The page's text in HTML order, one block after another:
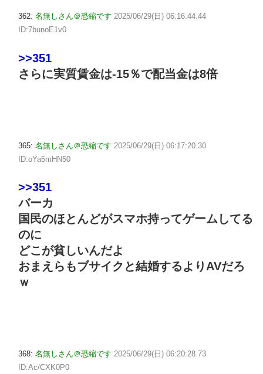
362: 名無しさん＠恐縮です 2025/06/29(日) 06:16:44.44
ID:7bunoE1v0
>>351
さらに実質賃金は-15％で配当金は8倍
365: 名無しさん＠恐縮です 2025/06/29(日) 06:17:20.30
ID:oYa5mHN50
>>351
バーカ
国民のほとんどがスマホ持ってゲームしてる
のに
どこが貧しいんだよ
おまえらもブサイクと結婚するよりAVだろ
ｗ
368: 名無しさん＠恐縮です 2025/06/29(日) 06:20:28.73
ID:Ac/CXK0P0